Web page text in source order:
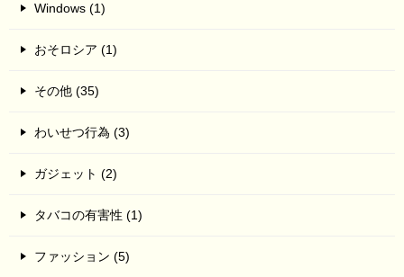
Windows (1)
おそロシア (1)
その他 (35)
わいせつ行為 (3)
ガジェット (2)
タバコの有害性 (1)
ファッション (5)